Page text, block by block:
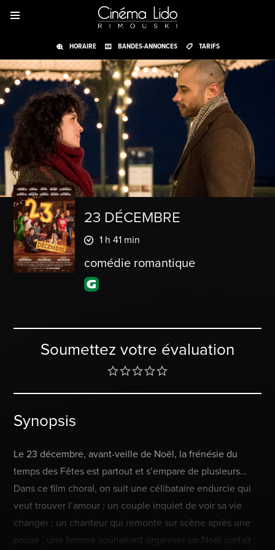
HORAIRE BANDES-ANNONCES TARIFS
23 DÉCEMBRE
1 h 41 min
comédie romantique
Soumettez votre évaluation
Synopsis
Le 23 décembre, avant-veille de Noël, la frénésie du
temps des Fêtes est partout et s’empare de plusieurs…
Dans ce film choral, on suit une célibataire endurcie qui
veut trouver l’amour ; un couple inquiet de voir sa vie
changer ; un chanteur qui remonte sur scène après une
pause ; une femme souhaitant organiser un Noël parfait ;